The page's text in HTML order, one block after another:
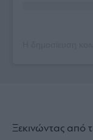
Ξεκινώντας από